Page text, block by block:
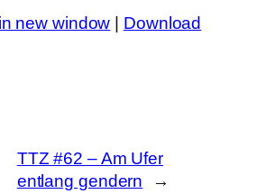
new window Download
TTZ #62 – Am Ufer
entlang gendern
→